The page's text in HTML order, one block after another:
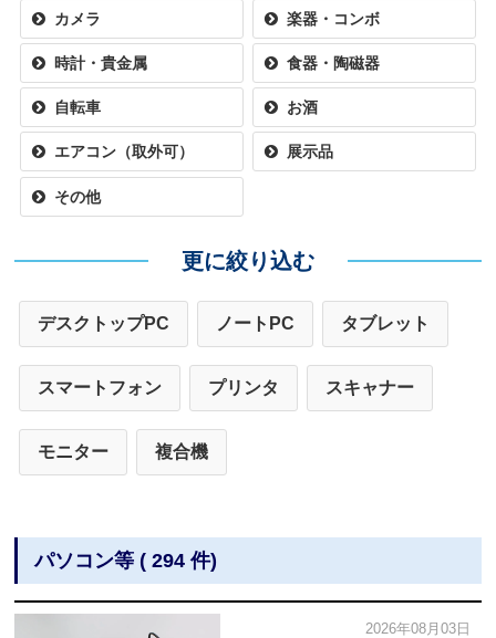
カメラ 楽器・コンボ
時計・貴金属 食器・陶磁器
自転車 お酒
エアコン（取外可） 展示品
その他
更に絞り込む
デスクトップPC ノートPC タブレット
スマートフォン プリンタ スキャナー
モニター 複合機
パソコン等 ( 294 件)
2026年08月03日